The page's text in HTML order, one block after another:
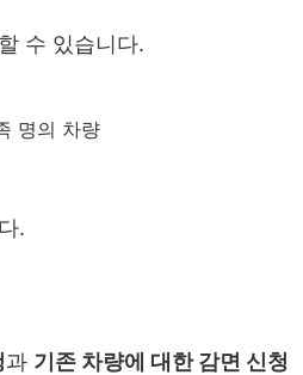
수 있습니다.
명의 차량
.
과 기존 차량에 대한 감면 신청